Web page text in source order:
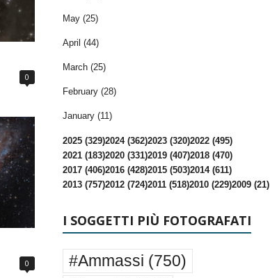
0
0
May (25)
April (44)
March (25)
February (28)
January (11)
2025 (329)2024 (362)2023 (320)2022 (495)
2021 (183)2020 (331)2019 (407)2018 (470)
2017 (406)2016 (428)2015 (503)2014 (611)
2013 (757)2012 (724)2011 (518)2010 (229)2009 (21)
I SOGGETTI PIÙ FOTOGRAFATI
#Ammassi (750)